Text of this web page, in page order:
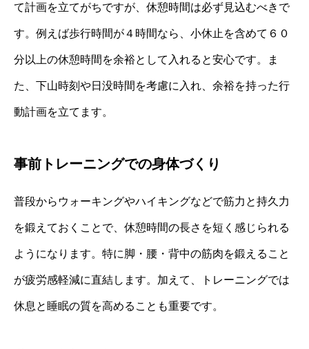
て計画を立てがちですが、休憩時間は必ず見込むべきで
す。例えば歩行時間が４時間なら、小休止を含めて６０
分以上の休憩時間を余裕として入れると安心です。ま
た、下山時刻や日没時間を考慮に入れ、余裕を持った行
動計画を立てます。
事前トレーニングでの身体づくり
普段からウォーキングやハイキングなどで筋力と持久力
を鍛えておくことで、休憩時間の長さを短く感じられる
ようになります。特に脚・腰・背中の筋肉を鍛えること
が疲労感軽減に直結します。加えて、トレーニングでは
休息と睡眠の質を高めることも重要です。